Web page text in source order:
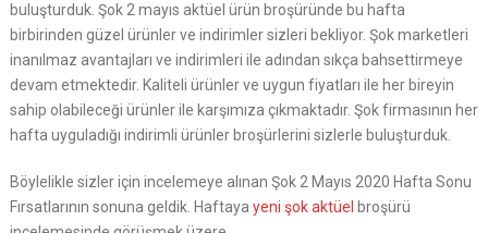
buluşturduk. Şok 2 mayıs aktüel ürün broşüründe bu hafta
birbirinden güzel ürünler ve indirimler sizleri bekliyor. Şok marketleri
inanılmaz avantajları ve indirimleri ile adından sıkça bahsettirmeye
devam etmektedir. Kaliteli ürünler ve uygun fiyatları ile her bireyin
sahip olabileceği ürünler ile karşımıza çıkmaktadır. Şok firmasının her
hafta uyguladığı indirimli ürünler broşürlerini sizlerle buluşturduk.
Böylelikle sizler için incelemeye alınan Şok 2 Mayıs 2020 Hafta Sonu
Fırsatlarının sonuna geldik. Haftaya yeni şok aktüel broşürü